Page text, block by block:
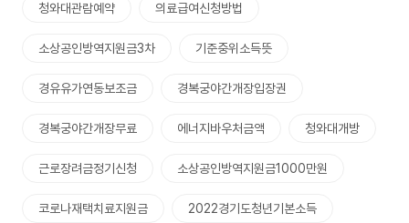
청와대관람예약 의료급여신청방법
소상공인방역지원금3차 기준중위소득뜻
경유유가연동보조금 경복궁야간개장입장권
경복궁야간개장무료 에너지바우처금액 청와대개방
근로장려금정기신청 소상공인방역지원금1000만원
코로나재택치료지원금 2022경기도청년기본소득